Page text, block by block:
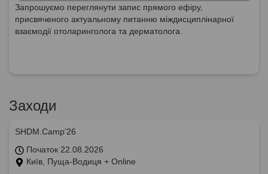
Запрошуємо переглянути запис прямого ефіру,
присвяченого актуальному питанню міждисциплінарної
взаємодії отоларинголога та дерматолога.
Заходи
SHDM.Camp’26
Початок 22.08.2026
Київ, Пуща-Водиця + Online